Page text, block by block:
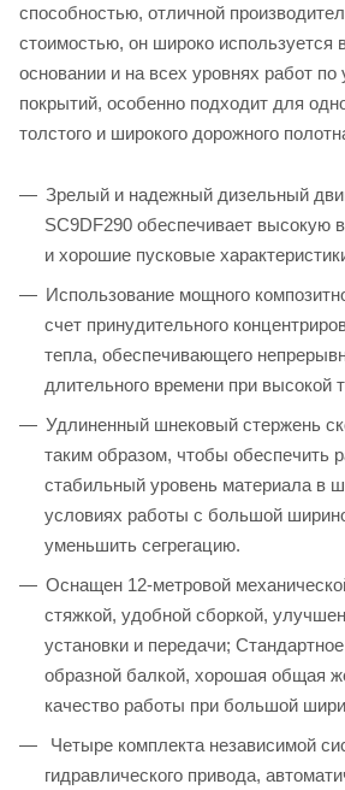
способностью, отличной
стоимостью, он широко используется
основании и на всех уровнях работ
покрытий, особенно подходит для
толстого и широкого дорожного
Зрелый и надежный дизельный
SC9DF290 обеспечивает высокую
и хорошие пусковые
Использование мощного
счет принудительного
тепла, обеспечивающего
длительного времени при высокой
Удлиненный шнековый стержень
таким образом, чтобы обеспечить
стабильный уровень материала в
условиях работы с большой
уменьшить сегрегацию.
Оснащен 12-метровой
стяжкой, удобной сборкой,
установки и передачи;
образной балкой, хорошая общая
качество работы при большой
Четыре комплекта независимой
гидравлического привода,